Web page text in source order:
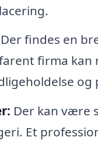
Der findes en
firma
og
Der kan være
Et